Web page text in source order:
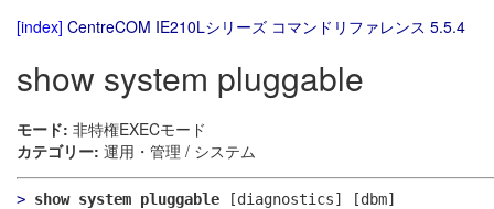
[index] CentreCOM IE210Lシリーズ コマンドリファレンス 5.5.4
show system pluggable
モード: 非特権EXECモード
カテゴリー: 運用・管理 / システム
> show system pluggable [diagnostics] [dbm]